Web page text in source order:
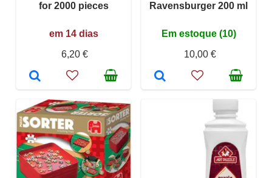
for 2000 pieces
em 14 dias
6,20 €
Ravensburger 200 ml
Em estoque (10)
10,00 €